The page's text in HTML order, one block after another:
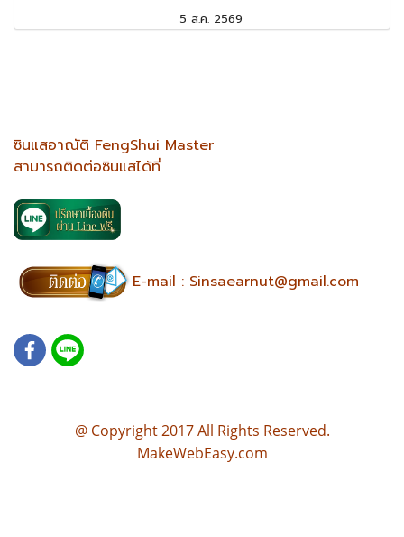
5 ส.ค. 2569
ซินแสอาณัติ FengShui Master
สามารถติดต่อซินแสได้ที่
E-mail : Sinsaearnut@gmail.com
@ Copyright 2017 All Rights Reserved.
MakeWebEasy.com